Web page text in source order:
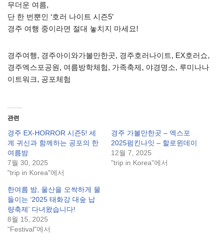
무더운 여름,
단 한 번뿐인 ‘호러 나이트 시즌5’
경주 여행 중이라면 절대 놓치지 마세요!
경주여행, 경주아이와가볼만한곳, 경주호러나이트, EX호러쇼,
경주엑스포공원, 여름방학체험, 가족축제, 야경명소, 루미나나
이트워크, 공포체험
관련
경주 EX-HORROR 시즌5! 세
계 귀신과 함께하는 공포의 한
여름밤
7월 30, 2025
"trip in Korea"에서
경주 가볼만한곳 – 엑스포
2025펌킨나잇 – 할로윈데이
12월 7, 2025
"trip in Korea"에서
한여름 밤, 울산을 오싹하게 물
들이는 ‘2025 태화강 대숲 납
량축제’ 다녀왔습니다!
8월 15, 2025
"Festival"에서